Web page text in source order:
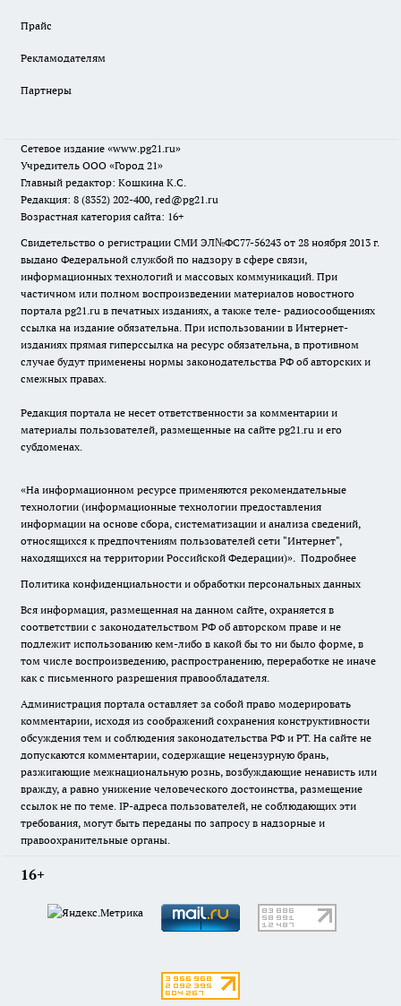
Прайс
Рекламодателям
Партнеры
Сетевое издание «www.pg21.ru»
Учредитель ООО «Город 21»
Главный редактор: Кошкина К.С.
Редакция: 8 (8352) 202-400, red@pg21.ru
Возрастная категория сайта: 16+
Свидетельство о регистрации СМИ ЭЛ№ФС77-56243 от 28 ноября 2013 г.
выдано Федеральной службой по надзору в сфере связи,
информационных технологий и массовых коммуникаций. При
частичном или полном воспроизведении материалов новостного
портала pg21.ru в печатных изданиях, а также теле- радиосообщениях
ссылка на издание обязательна. При использовании в Интернет-
изданиях прямая гиперссылка на ресурс обязательна, в противном
случае будут применены нормы законодательства РФ об авторских и
смежных правах.
Редакция портала не несет ответственности за комментарии и
материалы пользователей, размещенные на сайте pg21.ru и его
субдоменах.
«На информационном ресурсе применяются рекомендательные
технологии (информационные технологии предоставления
информации на основе сбора, систематизации и анализа сведений,
относящихся к предпочтениям пользователей сети "Интернет",
находящихся на территории Российской Федерации)». Подробнее
Политика конфиденциальности и обработки персональных данных
Вся информация, размещенная на данном сайте, охраняется в
соответствии с законодательством РФ об авторском праве и не
подлежит использованию кем-либо в какой бы то ни было форме, в
том числе воспроизведению, распространению, переработке не иначе
как с письменного разрешения правообладателя.
Администрация портала оставляет за собой право модерировать
комментарии, исходя из соображений сохранения конструктивности
обсуждения тем и соблюдения законодательства РФ и РТ. На сайте не
допускаются комментарии, содержащие нецензурную брань,
разжигающие межнациональную рознь, возбуждающие ненависть или
вражду, а равно унижение человеческого достоинства, размещение
ссылок не по теме. IP-адреса пользователей, не соблюдающих эти
требования, могут быть переданы по запросу в надзорные и
правоохранительные органы.
16+